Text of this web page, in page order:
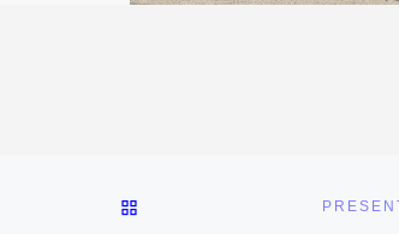
VOLVER A LA LISTA DE